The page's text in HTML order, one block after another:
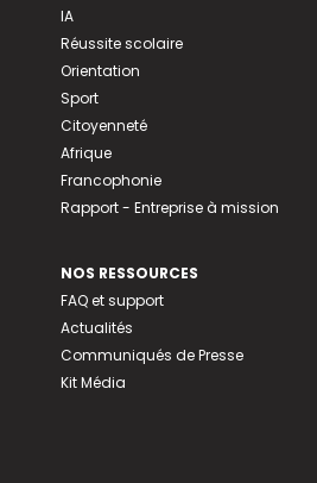
IA
Réussite scolaire
Orientation
Sport
Citoyenneté
Afrique
Francophonie
Rapport - Entreprise à mission
NOS RESSOURCES
FAQ et support
Actualités
Communiqués de Presse
Kit Média